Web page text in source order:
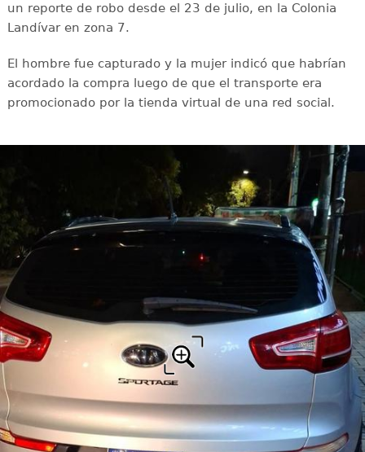
un reporte de robo desde el 23 de julio, en la Colonia
Landívar en zona 7.
El hombre fue capturado y la mujer indicó que habrían
acordado la compra luego de que el transporte era
promocionado por la tienda virtual de una red social.